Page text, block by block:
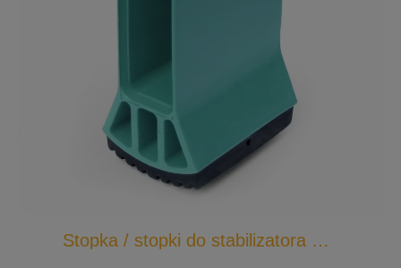
Stopka / stopki do stabilizatora drabiny 20x60 mm